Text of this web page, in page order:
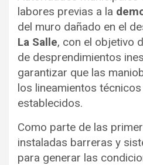
labores previas a la
del muro dañado en el
La Salle, con el objetivo
de desprendimientos
garantizar que las
los lineamientos
establecidos.
Como parte de las
instaladas barreras y
para generar las